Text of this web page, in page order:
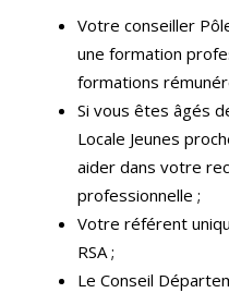
Votre conseiller
une formation
formations
Si vous êtes âgés
Locale Jeunes
aider dans votre
professionnelle ;
Votre référent
RSA ;
Le Conseil